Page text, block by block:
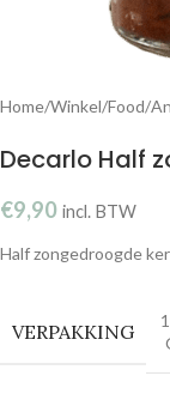
Home/Winkel/Food/
Decarlo Half
€9,90 incl. BTW
Half zongedroogde
VERPAKKING